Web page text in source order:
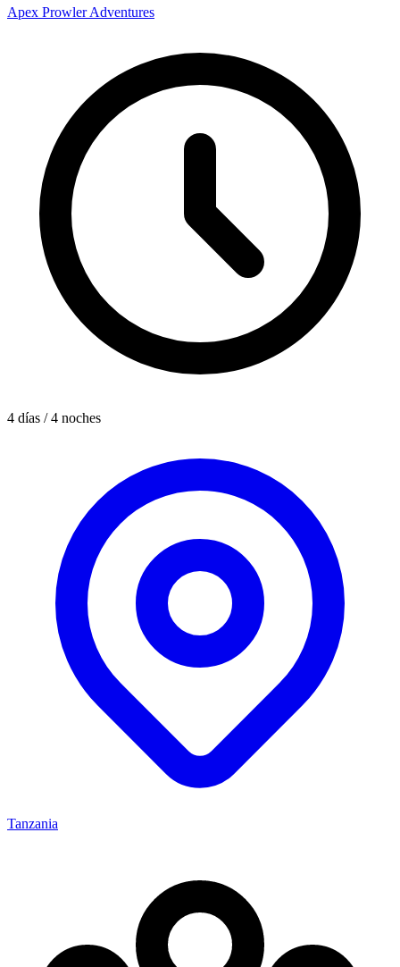
Apex Prowler Adventures
4 días / 4 noches
Tanzania